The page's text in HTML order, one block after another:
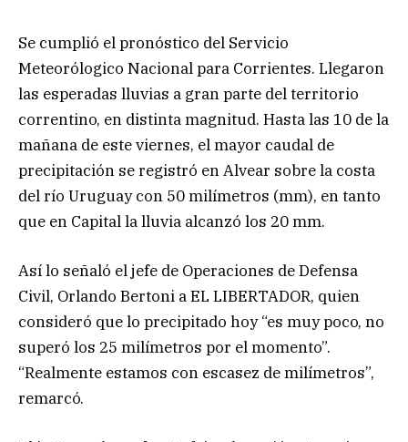
Se cumplió el pronóstico del Servicio
Meteorólogico Nacional para Corrientes. Llegaron
las esperadas lluvias a gran parte del territorio
correntino, en distinta magnitud. Hasta las 10 de la
mañana de este viernes, el mayor caudal de
precipitación se registró en Alvear sobre la costa
del río Uruguay con 50 milímetros (mm), en tanto
que en Capital la lluvia alcanzó los 20 mm.
Así lo señaló el jefe de Operaciones de Defensa
Civil, Orlando Bertoni a EL LIBERTADOR, quien
consideró que lo precipitado hoy “es muy poco, no
superó los 25 milímetros por el momento”.
“Realmente estamos con escasez de milímetros”,
remarcó.